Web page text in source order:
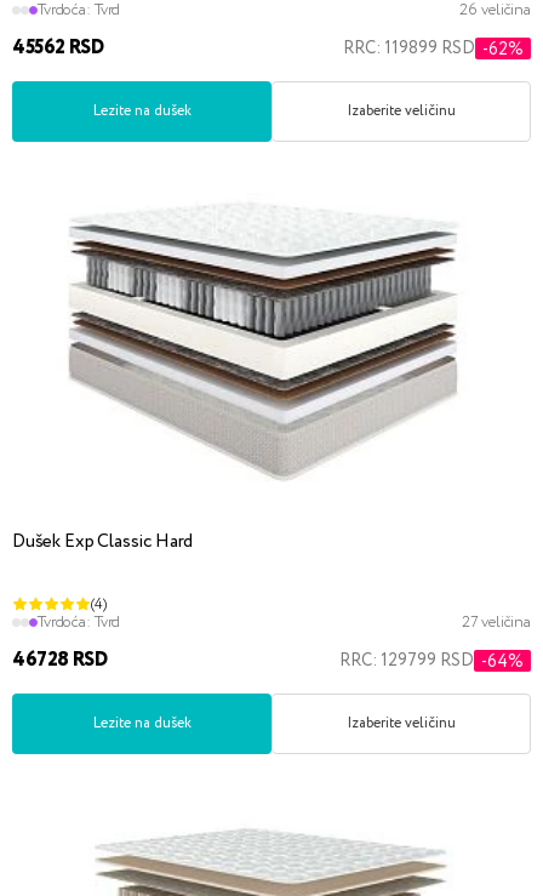
Tvrdoća:Tvrd 26 veličina
45562 RSD RRC: 119899 RSD -62%
Lezite na dušek Izaberite veličinu
Dušek Exp Classic Hard
(4)
Tvrdoća:Tvrd 27 veličina
46728 RSD RRC: 129799 RSD -64%
Lezite na dušek Izaberite veličinu